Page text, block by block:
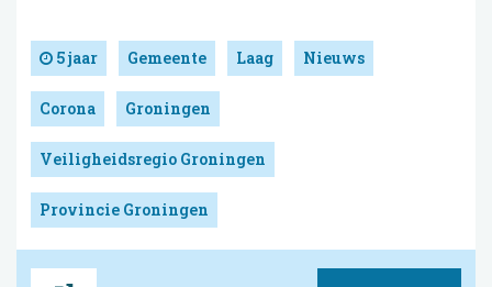
5 jaar Gemeente Laag Nieuws
Corona Groningen
Veiligheidsregio Groningen
Provincie Groningen